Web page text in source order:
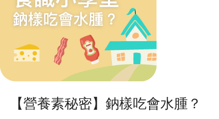
【營養素秘密】鈉樣吃會水腫？